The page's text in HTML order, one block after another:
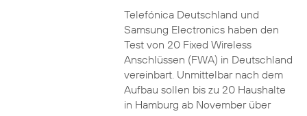
Telefónica Deutschland und
Samsung Electronics haben den
Test von 20 Fixed Wireless
Anschlüssen (FWA) in Deutschland
vereinbart. Unmittelbar nach dem
Aufbau sollen bis zu 20 Haushalte
in Hamburg ab November über